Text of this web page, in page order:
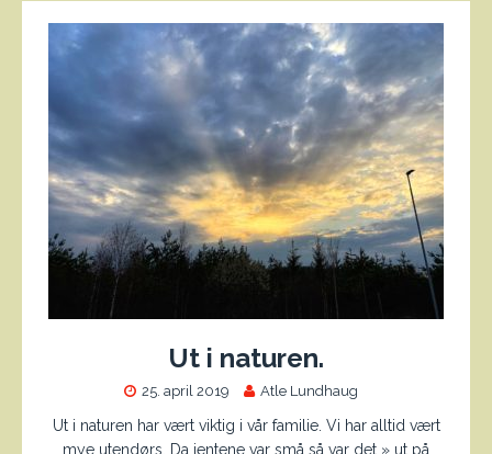
Ut i naturen.
25. april 2019 Atle Lundhaug
Ut i naturen har vært viktig i vår familie. Vi har alltid vært
mye utendørs. Da jentene var små så var det » ut på